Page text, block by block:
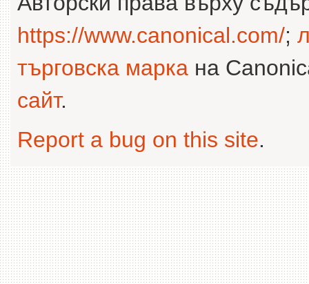
https://www.canonical.com/;
търговска марка на
сайт.
Report a bug on this site.